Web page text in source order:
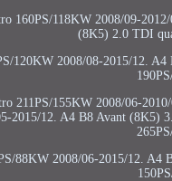
160PS/118KW 2008/09-
(8K5) 2.0 TDI
120KW 2008/08-2015/12.
211PS/155KW 2008/06-
2015/12. A4 B8 Avant (8K5)
88KW 2008/06-2015/12.